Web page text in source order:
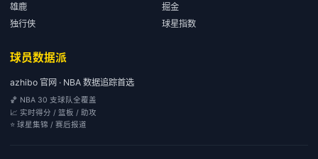
雄鹿
掘金
独行侠
球星指数
球员数据派
azhibo 官网 · NBA 数据追踪首选
🏀 NBA 30 支球队全覆盖
📈 实时得分 / 篮板 / 助攻
⭐ 球星集锦 / 赛后报道